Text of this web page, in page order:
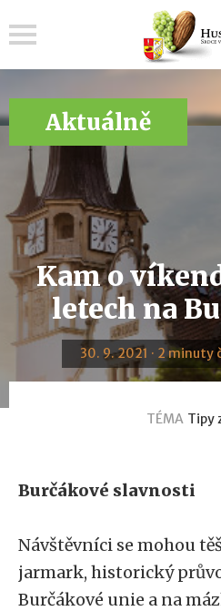
Aktuálně
Kam o
letech na
30. 9. 2021 · 2
TÉMA Tipy
Burčákové slavnosti
Návštěvníci se mohou
jarmark, historický
Burčákové unie a na